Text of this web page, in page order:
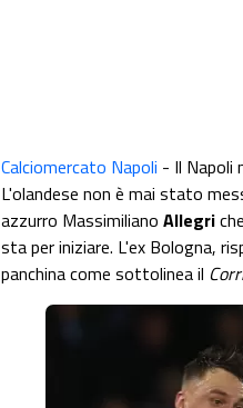
Calciomercato Napoli - Il Napoli
L'olandese non è mai stato
azzurro Massimiliano Allegri
sta per iniziare. L'ex Bologna,
panchina come sottolinea il